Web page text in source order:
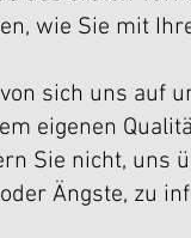
wie Sie mit
sich uns auf
eigenen
Sie nicht, uns
Ängste, zu